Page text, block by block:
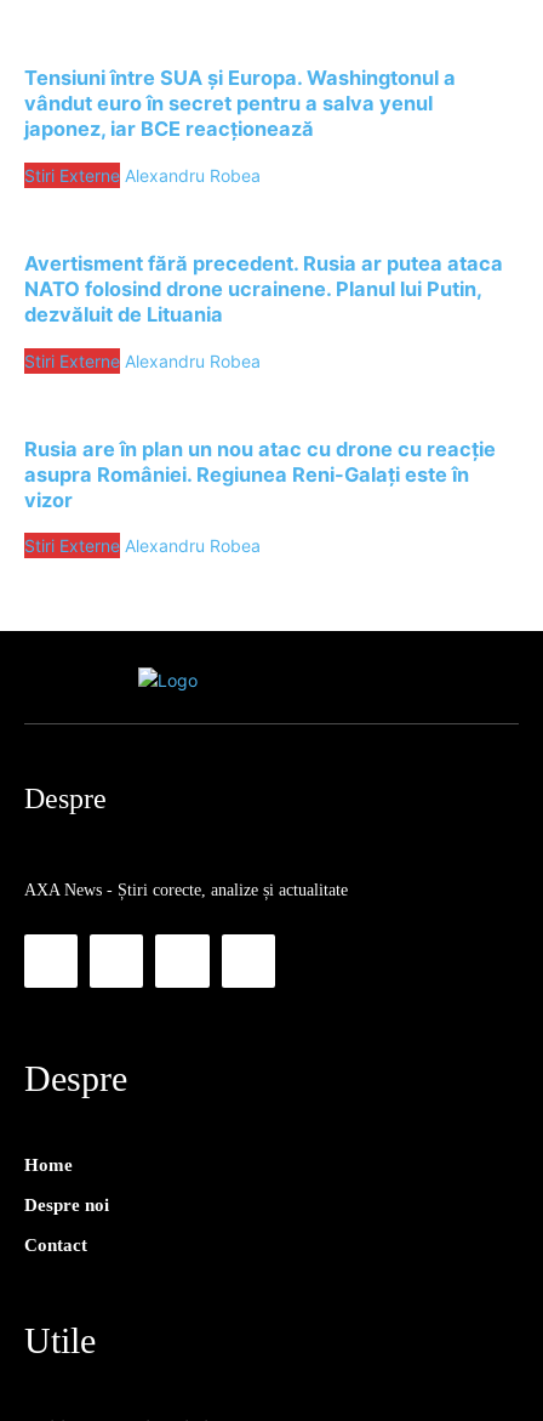
Tensiuni între SUA și Europa. Washingtonul a
vândut euro în secret pentru a salva yenul
japonez, iar BCE reacționează
Stiri Externe Alexandru Robea
Avertisment fără precedent. Rusia ar putea ataca
NATO folosind drone ucrainene. Planul lui Putin,
dezvăluit de Lituania
Stiri Externe Alexandru Robea
Rusia are în plan un nou atac cu drone cu reacție
asupra României. Regiunea Reni-Galați este în
vizor
Stiri Externe Alexandru Robea
Despre
AXA News - Știri corecte, analize și actualitate
Despre
Home
Despre noi
Contact
Utile